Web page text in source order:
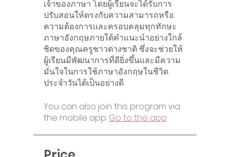
เจ้าของภาษา โดยผู้เรียนจะได้รับการ
ปรับสอนให้ตรงกับความสามารถหรือ
ความต้องการเเละครอบคลุมทุกทักษะ
ภาษาอังกฤษภายใต้คำแนะนำอย่างใกล้
ชิดของคุณครูชาวต่างชาติ ซึ่งจะช่วยให้
ผู้เรียนมีพัฒนาการที่ดียิ่งขึ้นและมีความ
มั่นใจในการใช้ภาษาอังกฤษในชีวิต
ประจำวันได้เป็นอย่างดี
You can also join this program via
the mobile app. Go to the app